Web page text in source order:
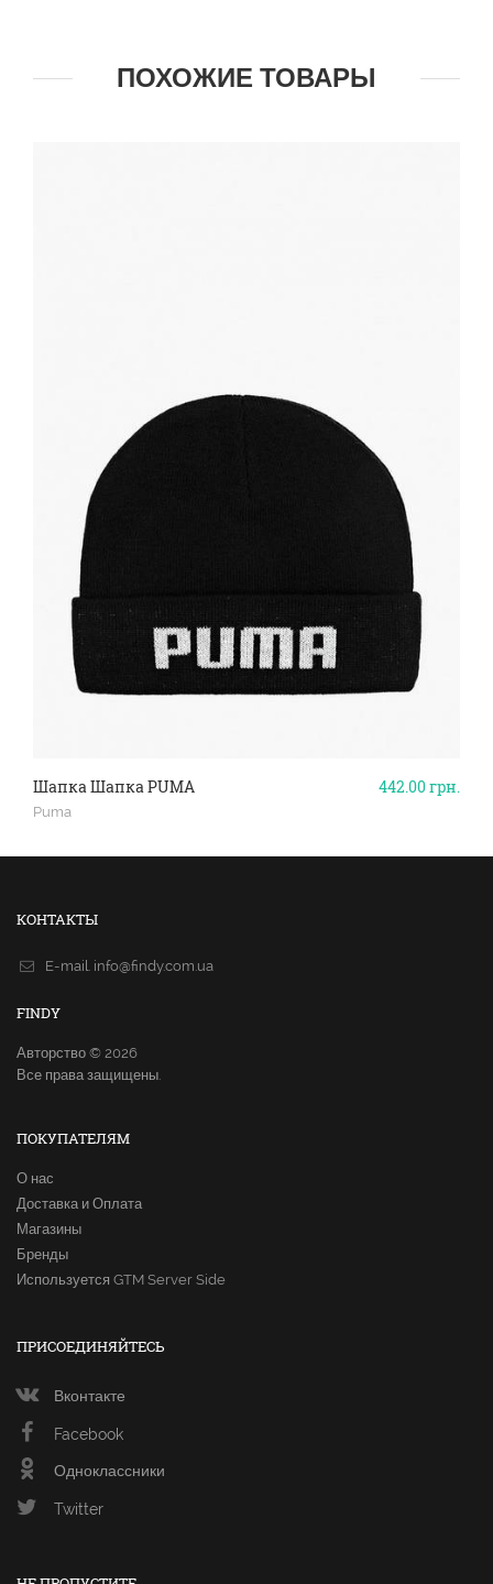
ПОХОЖИЕ ТОВАРЫ
442.00грн.
Шапка Шапка PUMA
Puma
КОНТАКТЫ
E-mail. info@findy.com.ua
FINDY
Авторство © 2026
Все права защищены.
ПОКУПАТЕЛЯМ
О нас
Доставка и Оплата
Магазины
Бренды
Используется GTM Server Side
ПРИСОЕДИНЯЙТЕСЬ
Вконтакте
Facebook
Одноклассники
Twitter